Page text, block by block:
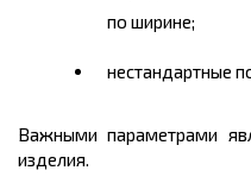
по ширине;
нестандартные
Важными параметрами
изделия.